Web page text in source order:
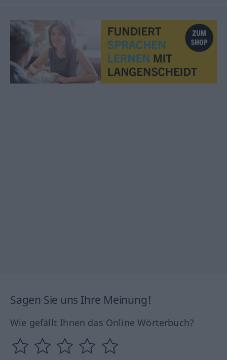
Sagen Sie uns Ihre Meinung!
Wie gefällt Ihnen das Online Wörterbuch?